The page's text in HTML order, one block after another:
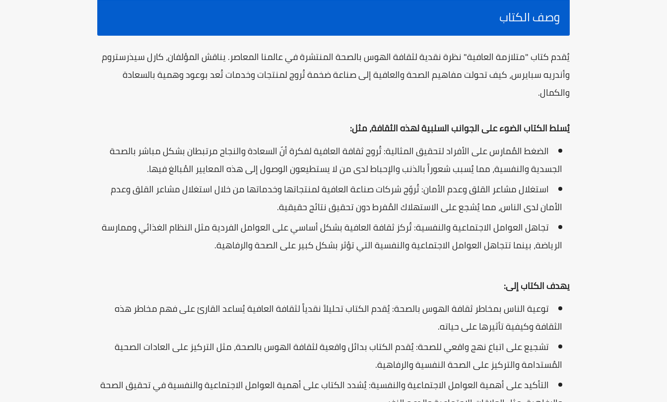
وصف الكتاب
يُقدم كتاب "متلازمة العافية" نظرة نقدية لثقافة الهوس بالصحة المنتشرة في عالمنا المعاصر. يناقش المؤلفان، كارل سيذرستروم
وأندريه سبايرس، كيف تحولت مفاهيم الصحة والعافية إلى صناعة ضخمة تُروج لمنتجات وخدمات تُعد بوعود وهمية بالسعادة
والكمال.
يُسلط الكتاب الضوء على الجوانب السلبية لهذه الثقافة، مثل:
الضغط المُمارس على الأفراد لتحقيق المثالية: تُروج ثقافة العافية لفكرة أنّ السعادة والنجاح مرتبطان بشكل مباشر بالصحة
الجسدية والنفسية، مما يُسبب شعوراً بالذنب والإحباط لدى من لا يستطيعون الوصول إلى هذه المعايير المُبالغ فيها.
استغلال مشاعر القلق وعدم الأمان: تُروّج شركات صناعة العافية لمنتجاتها وخدماتها من خلال استغلال مشاعر القلق وعدم
الأمان لدى الناس، مما يُشجع على الاستهلاك المُفرط دون تحقيق نتائج حقيقية.
تجاهل العوامل الاجتماعية والنفسية: تُركز ثقافة العافية بشكل أساسي على العوامل الفردية مثل النظام الغذائي وممارسة
الرياضة، بينما تتجاهل العوامل الاجتماعية والنفسية التي تؤثر بشكل كبير على الصحة والرفاهية.
يهدف الكتاب إلى:
توعية الناس بمخاطر ثقافة الهوس بالصحة: يُقدم الكتاب تحليلاً نقدياً لثقافة العافية يُساعد القارئ على فهم مخاطر هذه
الثقافة وكيفية تأثيرها على حياته.
تشجيع على اتباع نهج واقعي للصحة: يُقدم الكتاب بدائل واقعية لثقافة الهوس بالصحة، مثل التركيز على العادات الصحية
المُستدامة والتركيز على الصحة النفسية والرفاهية.
التأكيد على أهمية العوامل الاجتماعية والنفسية: يُشدد الكتاب على أهمية العوامل الاجتماعية والنفسية في تحقيق الصحة